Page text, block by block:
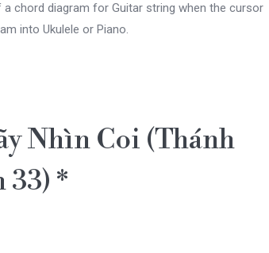
chord diagram for Guitar string when the cursor
into Ukulele or Piano.
Nhìn Coi (Thánh
33) *